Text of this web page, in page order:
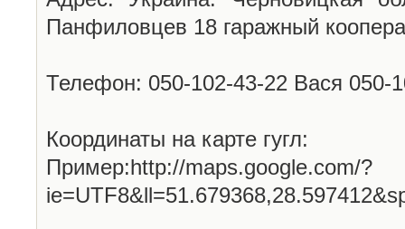
Панфиловцев 18 гаражный
Телефон: 050-102-43-22 Вася 050-
Координаты на карте гугл:
Пример:http://maps.google.com/?